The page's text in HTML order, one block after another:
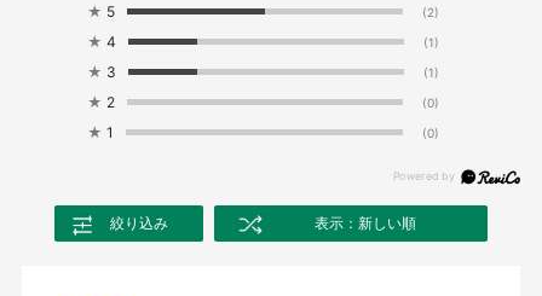
★ 5 (2)
★ 4 (1)
★ 3 (1)
★ 2 (0)
★ 1 (0)
絞り込み 表示：新しい順